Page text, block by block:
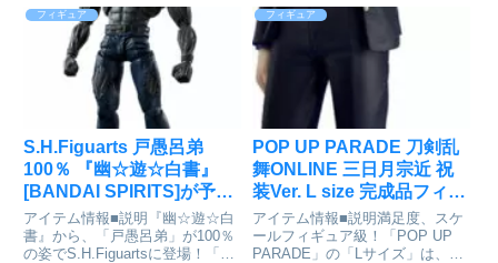
どになって登場です！●表情パー
ツ：「すまし顔」「笑顔」「甘え
顔」●オプションパーツ：「竹と
んぼ」ほか専用台座付属■サイ
『Fate/Grand Order』より、高貴
な水着姿の第二再臨「ルーラー/
アルトリア・ペンドラゴン」が登
場！目を引く姿を変えたロ...
フィギュア
S.H.Figuarts 戸愚呂弟
100％ 『幽☆遊☆白書』
[BANDAI SPIRITS]が予約
受付中
アイテム情報■説明『幽☆遊☆白
書』から、「戸愚呂弟」が100％
の姿でS.H.Figuartsに登場！「お
フィギュア
POP UP PARADE 刀剣乱
舞ONLINE 三日月宗近 祝
装Ver. L size 完成品フィギ
ュア[オランジュ・ルージ
ュ]が予約受付中
アイテム情報■説明満足度、スケ
ールフィギュア級！「POP UP
PARADE」の「Lサイズ」は、フ